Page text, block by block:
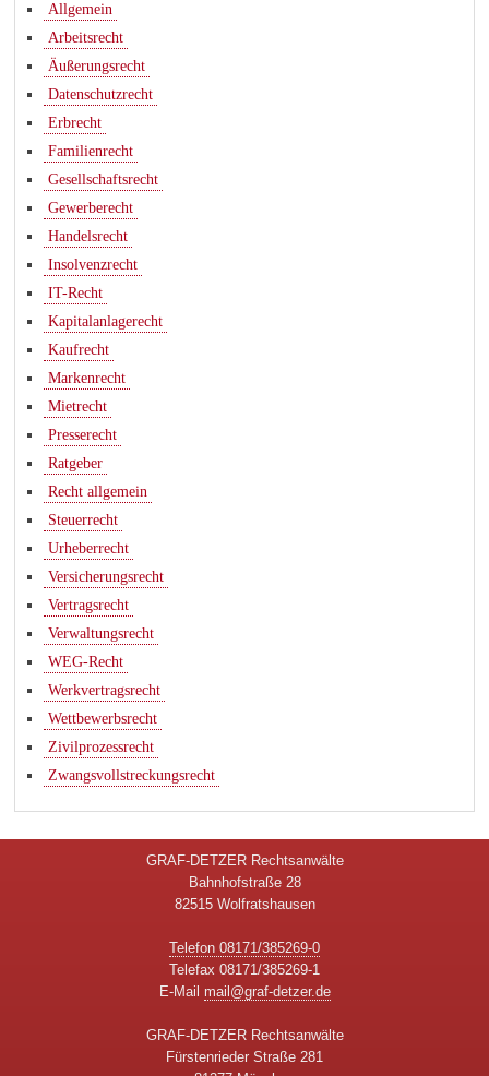
Allgemein
Arbeitsrecht
Äußerungsrecht
Datenschutzrecht
Erbrecht
Familienrecht
Gesellschaftsrecht
Gewerberecht
Handelsrecht
Insolvenzrecht
IT-Recht
Kapitalanlagerecht
Kaufrecht
Markenrecht
Mietrecht
Presserecht
Ratgeber
Recht allgemein
Steuerrecht
Urheberrecht
Versicherungsrecht
Vertragsrecht
Verwaltungsrecht
WEG-Recht
Werkvertragsrecht
Wettbewerbsrecht
Zivilprozessrecht
Zwangsvollstreckungsrecht
GRAF-DETZER Rechtsanwälte
Bahnhofstraße 28
82515 Wolfratshausen
Telefon 08171/385269-0
Telefax 08171/385269-1
E-Mail mail@graf-detzer.de
GRAF-DETZER Rechtsanwälte
Fürstenrieder Straße 281